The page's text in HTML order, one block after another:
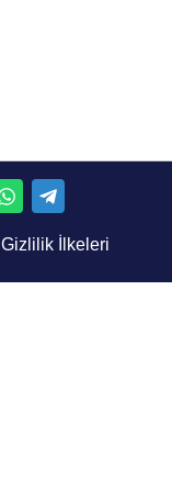
Gizlilik İlkeleri